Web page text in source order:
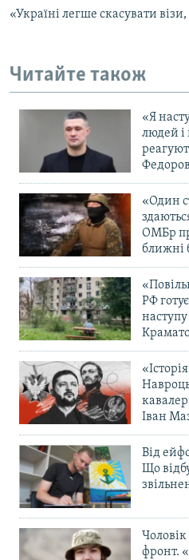
«Україні легше скасувати
Читайте також
«Я
людей і
«Один
ОМБр
ближні
РФ
наступу
Іван
Від
Що
фронт.